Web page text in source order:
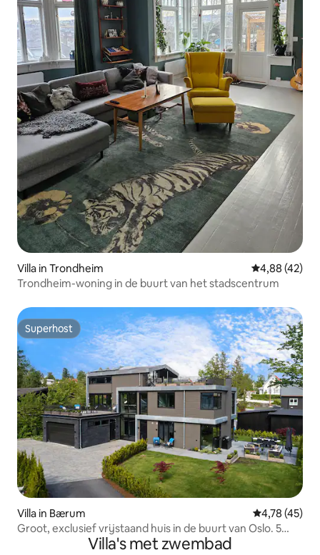
Villa in Trondheim Gemiddelde
4,88 (42)
Trondheim-woning in de buurt van het stadscentrum
Superhost
Superhost
Villa in Bærum Gemiddelde
4,78 (45)
Groot, exclusief vrijstaand huis in de buurt van Oslo. 5
Villa's met zwembad